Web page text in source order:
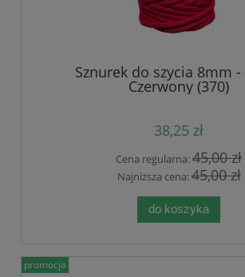
Sznurek do szycia 8mm -
Czerwony (370)
38,25 zł
Cena regularna:45,00 zł
Najniższa cena:45,00 zł
do koszyka
promocja